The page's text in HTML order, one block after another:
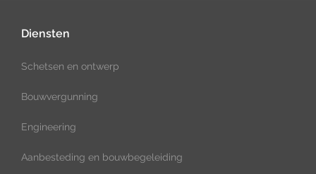
Diensten
Schetsen en ontwerp
Bouwvergunning
Engineering
Aanbesteding en bouwbegeleiding